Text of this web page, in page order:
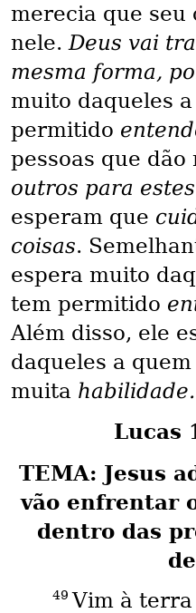
merecia que seu
nele. Deus vai
mesma forma,
muito daqueles
permitido
pessoas que dão
outros para
esperam que
coisas.
espera muito
tem permitido
Além disso, ele
daqueles a
muita habilidade.
Lucas
TEMA: Jesus
vão enfrentar
dentro das
49Vim à